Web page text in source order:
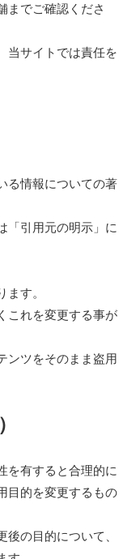
までご確認くださ
当サイトでは責任を
る情報についての著
「引用元の明示」に
す。
これを変更する事が
ンツをそのまま盗用
を有すると合理的に
目的を変更するもの
の目的について、